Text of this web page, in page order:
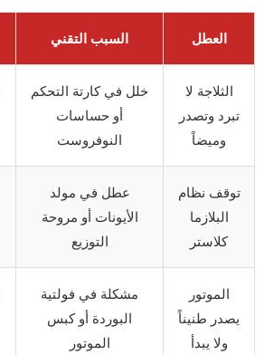
العطل السبب التقني
الثلاجة لا
تبرد وتصدر
وميضاً
خلل في كارتة التحكم
أو حساسات
النوفروست
توقف نظام
البلازما
كلاستر
عطل في مولد
الأيونات أو مروحة
التوزيع
الموتور
يصدر طنيناً
ولا يبدأ
مشكلة في فولتية
البوردة أو كبس
الموتور